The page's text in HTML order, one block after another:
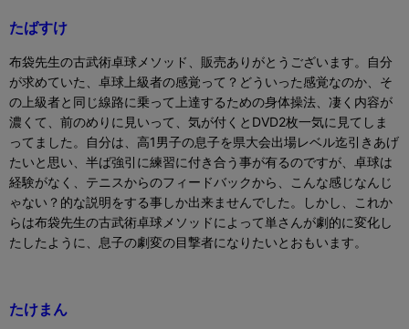
たばすけ
布袋先生の古武術卓球メソッド、販売ありがとうございます。自分
が求めていた、卓球上級者の感覚って？どういった感覚なのか、そ
の上級者と同じ線路に乗って上達するための身体操法、凄く内容が
濃くて、前のめりに見いって、気が付くと DVD2枚一気に見てしま
ってました。自分は、高1男子の息子を県大会出場レベル迄引きあげ
たいと思い、半ば強引に練習に付き合う事が有るのですが、卓球は
経験がなく、テニスからのフィードバックから、こんな感じなんじ
ゃない？的な説明をする事しか出来ませんでした。しかし、これか
らは布袋先生の古武術卓球メソッドによって単さんが劇的に変化し
たしたように、息子の劇変の目撃者になりたいとおもいます。
たけまん